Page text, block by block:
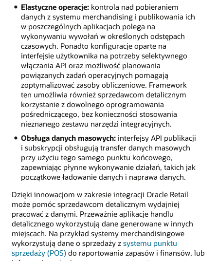
Elastyczne operacje:kontrola nad pobieraniem
danych z systemu merchandising i publikowania ich
w poszczególnych aplikacjach polega na
wykonywaniu wywołań w określonych odstępach
czasowych. Ponadto konfiguracje oparte na
interfejsie użytkownika na potrzeby selektywnego
włączania API oraz możliwość planowania
powiązanych zadań operacyjnych pomagają
zoptymalizować zasoby obliczeniowe. Framework
ten umożliwia również sprzedawcom detalicznym
korzystanie z dowolnego oprogramowania
pośredniczącego, bez konieczności stosowania
nieznanego zestawu narzędzi integracyjnych.
Obsługa danych masowych:interfejsy API publikacji
i subskrypcji obsługują transfer danych masowych
przy użyciu tego samego punktu końcowego,
zapewniając płynne wykonywanie działań, takich jak
początkowe ładowanie danych i naprawa danych.
Dzięki innowacjom w zakresie integracji Oracle Retail
może pomóc sprzedawcom detalicznym wydajniej
pracować z danymi. Przeważnie aplikacje handlu
detalicznego wykorzystują dane generowane w innych
miejscach. Na przykład systemy merchandisingowe
wykorzystują dane o sprzedaży z systemu punktu
sprzedaży (POS) do raportowania zapasów i finansów, lub